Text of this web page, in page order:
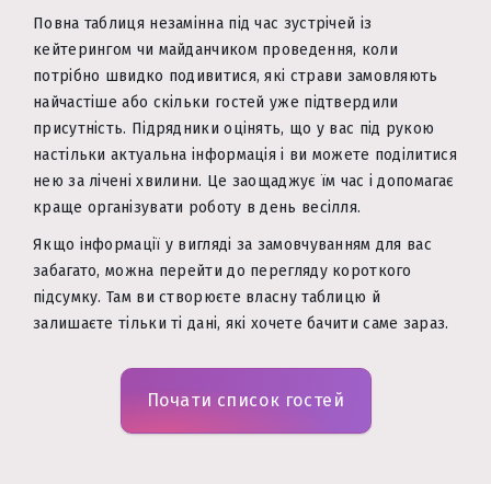
Повна таблиця незамінна під час зустрічей із
кейтерингом чи майданчиком проведення, коли
потрібно швидко подивитися, які страви замовляють
найчастіше або скільки гостей уже підтвердили
присутність. Підрядники оцінять, що у вас під рукою
настільки актуальна інформація і ви можете поділитися
нею за лічені хвилини. Це заощаджує їм час і допомагає
краще організувати роботу в день весілля.
Якщо інформації у вигляді за замовчуванням для вас
забагато, можна перейти до перегляду короткого
підсумку. Там ви створюєте власну таблицю й
залишаєте тільки ті дані, які хочете бачити саме зараз.
Почати список гостей